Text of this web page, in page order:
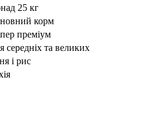
25 кг
корм
преміум
середніх та великих
і рис